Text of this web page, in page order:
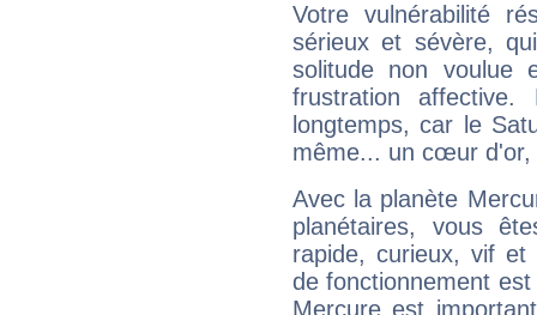
Votre vulnérabilité
sérieux et sévère,
solitude non voulue
frustration
longtemps, car le
même... un cœur d'or,
Avec la planète
planétaires, vous
rapide, curieux, vif et
de fonctionnement
Mercure est